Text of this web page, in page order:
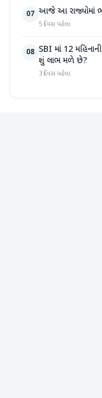
07 આજે આ રાજ્યોમાં
5 દિવસ પહેલા
08 SBI માં 12
શું લાભ મળે છે?
3 દિવસ પહેલા